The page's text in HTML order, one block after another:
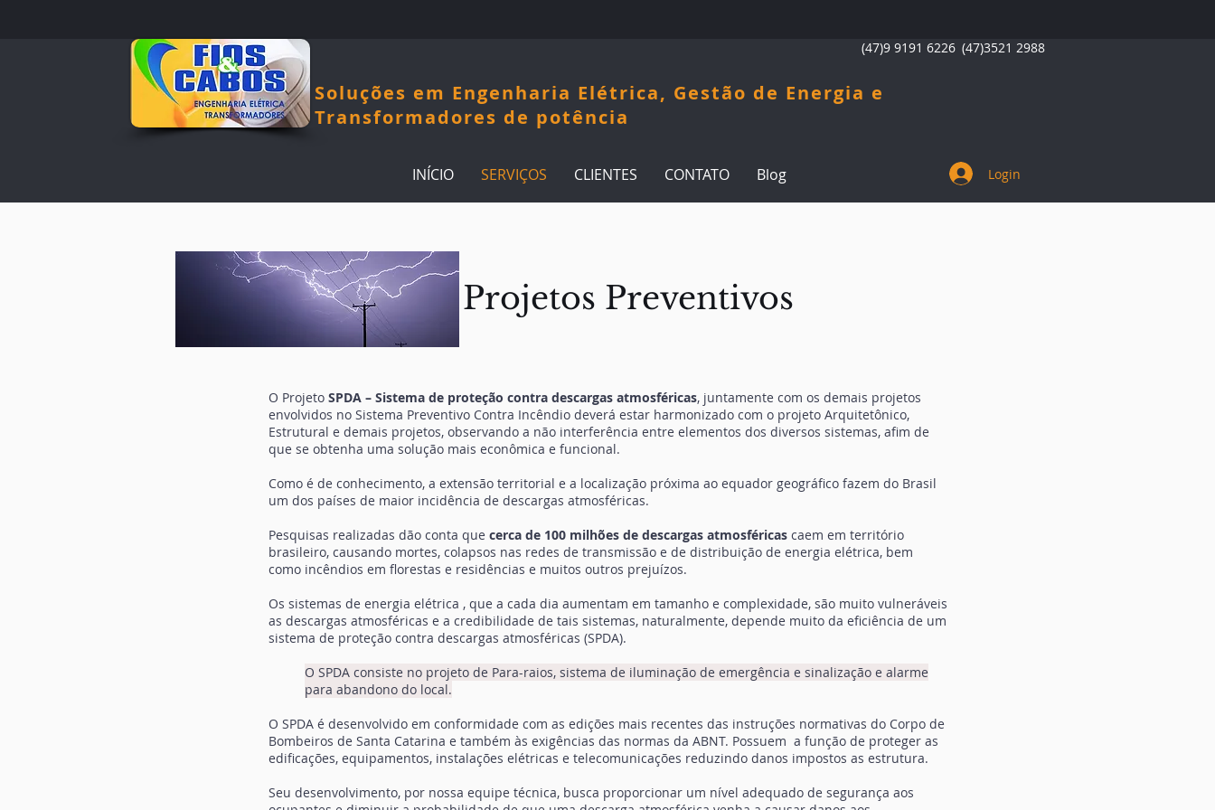
(47)9 9191 6226 (47)3521 2988
Soluções em Engenharia Elétrica, Gestão de Energia e
Transformadores de potência
Login
INÍCIO SERVIÇOS CLIENTES CONTATO Blog
Projetos Preventivos
O Projeto SPDA – Sistema de proteção contra descargas atmosféricas, juntamente com os demais projetos
envolvidos no Sistema Preventivo Contra Incêndio deverá estar harmonizado com o projeto Arquitetônico,
Estrutural e demais projetos, observando a não interferência entre elementos dos diversos sistemas, afim de
que se obtenha uma solução mais econômica e funcional.
Como é de conhecimento, a extensão territorial e a localização próxima ao equador geográfico fazem do Brasil
um dos países de maior incidência de descargas atmosféricas.
Pesquisas realizadas dão conta que cerca de 100 milhões de descargas atmosféricas caem em território
brasileiro, causando mortes, colapsos nas redes de transmissão e de distribuição de energia elétrica, bem
como incêndios em florestas e residências e muitos outros prejuízos.
Os sistemas de energia elétrica , que a cada dia aumentam em tamanho e complexidade, são muito vulneráveis
as descargas atmosféricas e a credibilidade de tais sistemas, naturalmente, depende muito da eficiência de um
sistema de proteção contra descargas atmosféricas (SPDA).
O SPDA consiste no projeto de Para-raios, sistema de iluminação de emergência e sinalização e alarme
para abandono do local.
O SPDA é desenvolvido em conformidade com as edições mais recentes das instruções normativas do Corpo de
Bombeiros de Santa Catarina e também às exigências das normas da ABNT. Possuem a função de proteger as
edificações, equipamentos, instalações elétricas e telecomunicações reduzindo danos impostos as estrutura.
Seu desenvolvimento, por nossa equipe técnica, busca proporcionar um nível adequado de segurança aos